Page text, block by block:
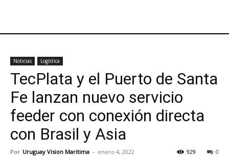
Noticias Logística
TecPlata y el Puerto de Santa
Fe lanzan nuevo servicio
feeder con conexión directa
con Brasil y Asia
Por Uruguay Vision Maritima - enero 4, 2022 0
929